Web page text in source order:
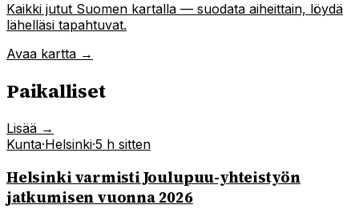
Kaikki jutut Suomen kartalla — suodata aiheittain, löydä
lähelläsi tapahtuvat.
Avaa kartta →
Paikalliset
Lisää →
Kunta·Helsinki·5 h sitten
Helsinki varmisti Joulupuu-yhteistyön
jatkumisen vuonna 2026